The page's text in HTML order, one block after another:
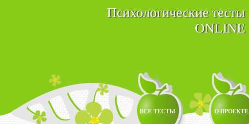
Психологические тесты
ONLINE
ВСЕ ТЕСТЫ
О ПРОЕКТЕ